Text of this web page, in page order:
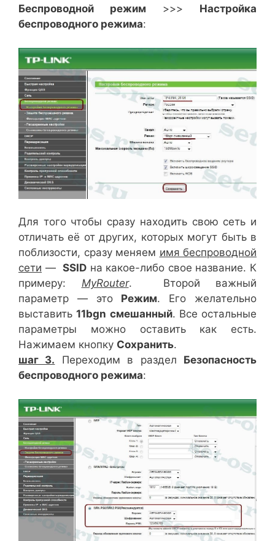
Беспроводной режим >>> Настройка
беспроводного режима:
Для того чтобы сразу находить свою сеть и
отличать её от других, которых могут быть в
поблизости, сразу меняем имя беспроводной
сети — SSIDна какое-либо свое название. К
примеру: MyRouter. Второй важный
параметр — это Режим. Его желательно
выставить11bgn смешанный. Все остальные
параметры можно оставить как есть.
Нажимаем кнопку Сохранить.
шаг 3. Переходим в раздел Безопасность
беспроводного режима: